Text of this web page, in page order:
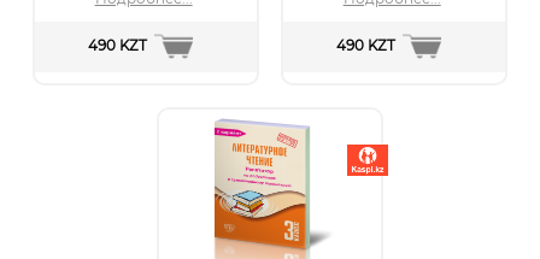
490 KZT 490 KZT